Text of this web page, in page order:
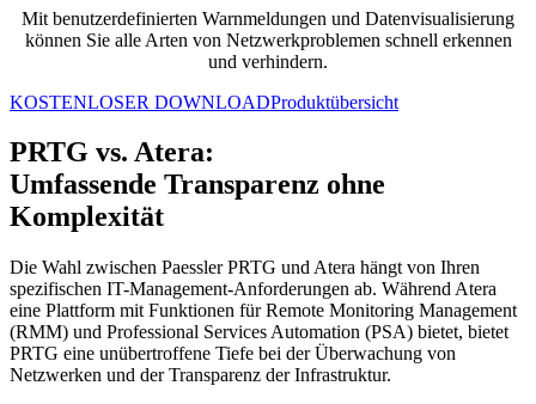
Mit benutzerdefinierten Warnmeldungen und Datenvisualisierung
können Sie alle Arten von Netzwerkproblemen schnell erkennen
und verhindern.
KOSTENLOSER DOWNLOADProduktübersicht
PRTG vs. Atera:
Umfassende Transparenz ohne
Komplexität
Die Wahl zwischen Paessler PRTG und Atera hängt von Ihren
spezifischen IT-Management-Anforderungen ab. Während Atera
eine Plattform mit Funktionen für Remote Monitoring Management
(RMM) und Professional Services Automation (PSA) bietet, bietet
PRTG eine unübertroffene Tiefe bei der Überwachung von
Netzwerken und der Transparenz der Infrastruktur.